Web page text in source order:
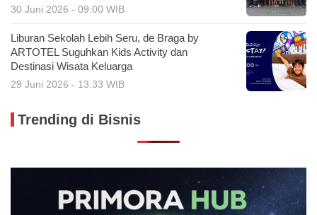
30 Juni 2026 - 09:00 WIB
Liburan Sekolah Lebih Seru, de Braga by
ARTOTEL Suguhkan Kids Activity dan
Destinasi Wisata Keluarga
29 Juni 2026 - 13:33 WIB
Trending di Bisnis